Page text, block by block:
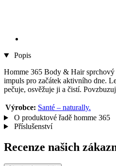
Popis
Homme 365 Body & Hair sprchový
impuls pro začátek aktivního dne.
pečuje, osvěžuje ji a čistí.
Výrobce: Santé – naturally.
O produktové řadě homme 365
Příslušenství
Recenze našich